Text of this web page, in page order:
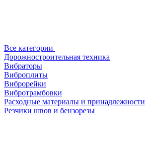
Все категории
Дорожностроительная техника
Вибраторы
Виброплиты
Виброрейки
Вибротрамбовки
Расходные материалы и принадлежности
Резчики швов и бензорезы